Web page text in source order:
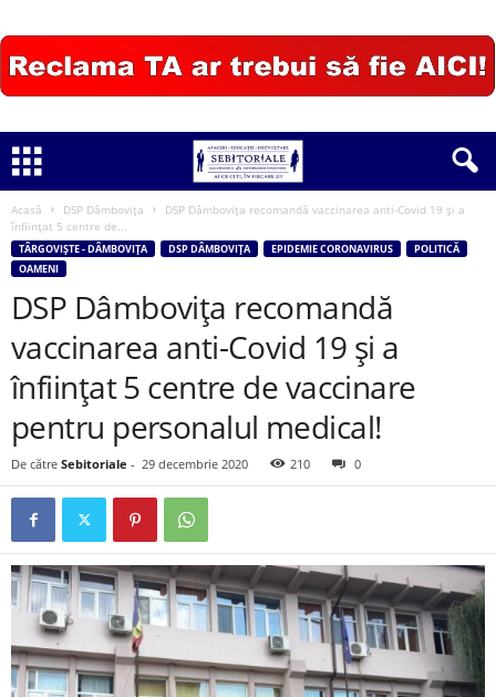
Acasă DSP Dâmbovița
DSP Dâmbovița recomandă vaccinarea anti-Covid 19 și a
înființat 5 centre de...
TÂRGOVIȘTE - DÂMBOVIȚA DSP DÂMBOVIȚA EPIDEMIE CORONAVIRUS
POLITICĂ
OAMENI
DSP Dâmbovița recomandă
vaccinarea anti-Covid 19 și a
înființat 5 centre de vaccinare
pentru personalul medical!
De către Sebitoriale - 29 decembrie 2020 210 0